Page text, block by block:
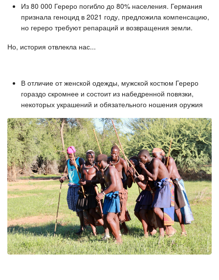
Из 80 000 Гереро погибло до 80% населения. Германия
признала геноцид в 2021 году, предложила компенсацию,
но гереро требуют репараций и возвращения земли.
Но, история отвлекла нас...
В отличие от женской одежды, мужской костюм Гереро
гораздо скромнее и состоит из набедренной повязки,
некоторых украшений и обязательного ношения оружия